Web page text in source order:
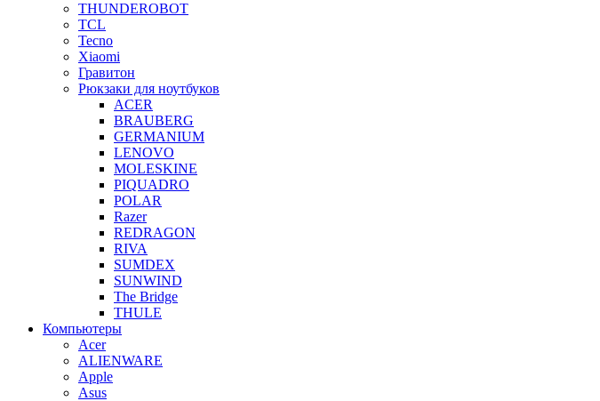
THUNDEROBOT
TCL
Tecno
Xiaomi
Гравитон
Рюкзаки для ноутбуков
ACER
BRAUBERG
GERMANIUM
LENOVO
MOLESKINE
PIQUADRO
POLAR
Razer
REDRAGON
RIVA
SUMDEX
SUNWIND
The Bridge
THULE
Компьютеры
Acer
ALIENWARE
Apple
Asus